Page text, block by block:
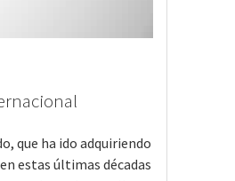
que ha ido adquiriendo
estas últimas décadas